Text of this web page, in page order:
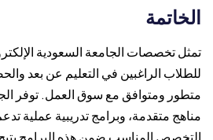
الخاتمة
تمثل تخصصات الجامعة السعودية
للطلاب الراغبين في التعليم عن بعد
متطور ومتوافق مع سوق العمل. توفر
مناهج متقدمة، وبرامج تدريبية عملية
التخصص المناسب ضمن هذه البرامج